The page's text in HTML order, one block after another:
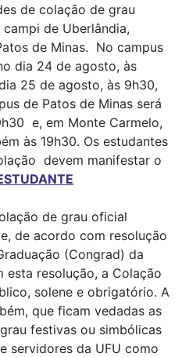
de colação de grau
de Uberlândia,
de Minas. No campus
dia 24 de agosto, às
25 de agosto, às 9h30,
de Patos de Minas será
e, em Monte Carmelo,
às 19h30. Os estudantes
devem manifestar o
de grau oficial
de acordo com resolução
(Congrad) da
esta resolução, a Colação
solene e obrigatório. A
que ficam vedadas as
festivas ou simbólicas
servidores da UFU como